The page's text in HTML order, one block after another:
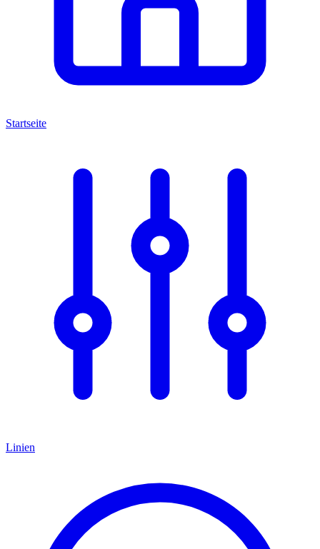
Startseite
Linien